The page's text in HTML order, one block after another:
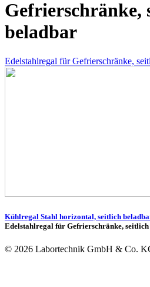
Gefrierschränke,
beladbar
Edelstahlregal für Gefrierschränke,
Kühlregal Stahl horizontal, seitlich
Edelstahlregal für Gefrierschränke,
© 2026 Labortechnik GmbH & Co.